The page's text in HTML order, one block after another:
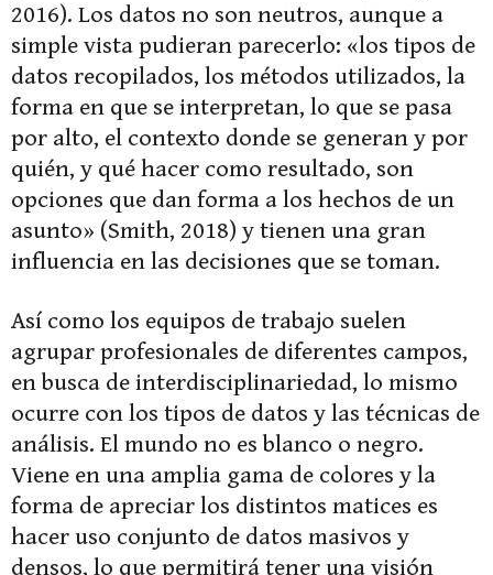
2016). Los datos no son neutros, aunque a
simple vista pudieran parecerlo: «los tipos de
datos recopilados, los métodos utilizados, la
forma en que se interpretan, lo que se pasa
por alto, el contexto donde se generan y por
quién, y qué hacer como resultado, son
opciones que dan forma a los hechos de un
asunto» (Smith, 2018) y tienen una gran
influencia en las decisiones que se toman.
Así como los equipos de trabajo suelen
agrupar profesionales de diferentes campos,
en busca de interdisciplinariedad, lo mismo
ocurre con los tipos de datos y las técnicas de
análisis. El mundo no es blanco o negro.
Viene en una amplia gama de colores y la
forma de apreciar los distintos matices es
hacer uso conjunto de datos masivos y
densos, lo que permitirá tener una visión